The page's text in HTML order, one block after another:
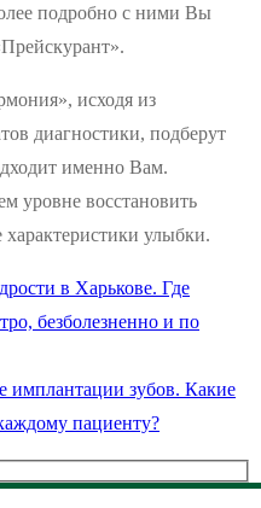
подробно с ними Вы
исходя из
диагностики, подберут
именно Вам.
уровне восстановить
улыбки.
в Харькове. Где
безболезненно и по
имплантации зубов. Какие
пациенту?